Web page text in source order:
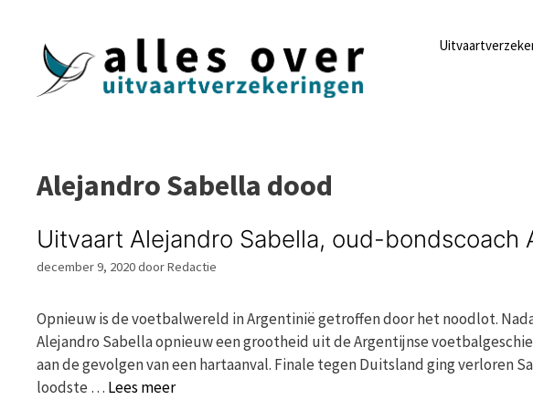
Alejandro Sabella dood
Uitvaart Alejandro Sabella, oud-bondscoach
december 9, 2020doorRedactie
Opnieuw is de voetbalwereld in Argentinië getroffen door het noodlot.
Alejandro Sabella opnieuw een grootheid uit de Argentijnse
aan de gevolgen van een hartaanval. Finale tegen Duitsland ging verloren
loodste … Lees meer